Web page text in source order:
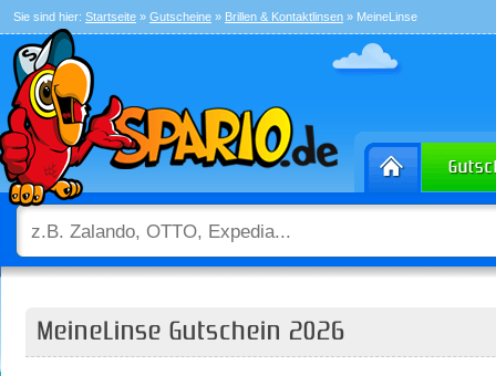
Sie sind hier: Startseite » Gutscheine » Brillen & Kontaktlinsen » MeineLinse
MeineLinse Gutschein 2026